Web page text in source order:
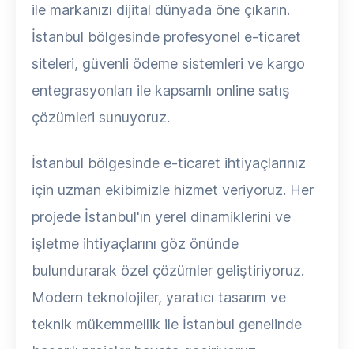
ile markanızı dijital dünyada öne çıkarın.
İstanbul bölgesinde profesyonel e-ticaret
siteleri, güvenli ödeme sistemleri ve kargo
entegrasyonları ile kapsamlı online satış
çözümleri sunuyoruz.
İstanbul bölgesinde e-ticaret ihtiyaçlarınız
için uzman ekibimizle hizmet veriyoruz. Her
projede İstanbul'ın yerel dinamiklerini ve
işletme ihtiyaçlarını göz önünde
bulundurarak özel çözümler geliştiriyoruz.
Modern teknolojiler, yaratıcı tasarım ve
teknik mükemmellik ile İstanbul genelinde